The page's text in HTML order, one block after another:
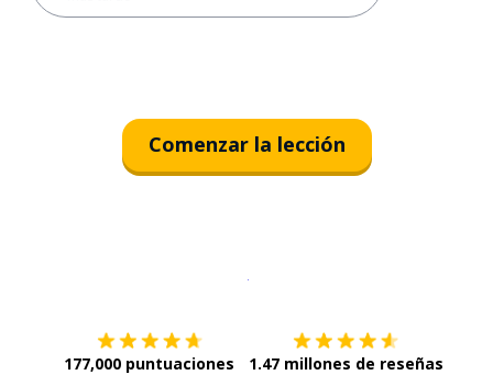
Comenzar la lección
177,000 puntuaciones 1.47 millones de reseñas